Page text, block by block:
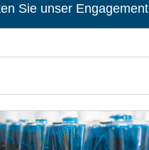
Sie unser Engagement